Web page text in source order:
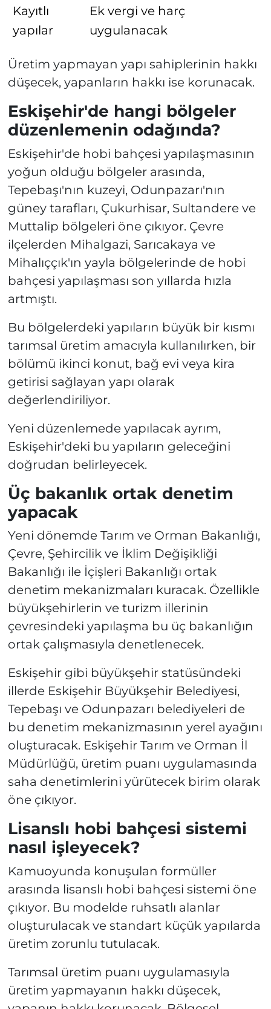
Kayıtlı
yapılar
Ek vergi ve harç
uygulanacak
Üretim yapmayan yapı sahiplerinin hakkı
düşecek, yapanların hakkı ise korunacak.
Eskişehir'de hangi bölgeler
düzenlemenin odağında?
Eskişehir'de hobi bahçesi yapılaşmasının
yoğun olduğu bölgeler arasında,
Tepebaşı'nın kuzeyi, Odunpazarı'nın
güney tarafları, Çukurhisar, Sultandere ve
Muttalip bölgeleri öne çıkıyor. Çevre
ilçelerden Mihalgazi, Sarıcakaya ve
Mihalıççık'ın yayla bölgelerinde de hobi
bahçesi yapılaşması son yıllarda hızla
artmıştı.
Bu bölgelerdeki yapıların büyük bir kısmı
tarımsal üretim amacıyla kullanılırken, bir
bölümü ikinci konut, bağ evi veya kira
getirisi sağlayan yapı olarak
değerlendiriliyor.
Yeni düzenlemede yapılacak ayrım,
Eskişehir'deki bu yapıların geleceğini
doğrudan belirleyecek.
Üç bakanlık ortak denetim
yapacak
Yeni dönemde Tarım ve Orman Bakanlığı,
Çevre, Şehircilik ve İklim Değişikliği
Bakanlığı ile İçişleri Bakanlığı ortak
denetim mekanizmaları kuracak. Özellikle
büyükşehirlerin ve turizm illerinin
çevresindeki yapılaşma bu üç bakanlığın
ortak çalışmasıyla denetlenecek.
Eskişehir gibi büyükşehir statüsündeki
illerde Eskişehir Büyükşehir Belediyesi,
Tepebaşı ve Odunpazarı belediyeleri de
bu denetim mekanizmasının yerel ayağını
oluşturacak. Eskişehir Tarım ve Orman İl
Müdürlüğü, üretim puanı uygulamasında
saha denetimlerini yürütecek birim olarak
öne çıkıyor.
Lisanslı hobi bahçesi sistemi
nasıl işleyecek?
Kamuoyunda konuşulan formüller
arasında lisanslı hobi bahçesi sistemi öne
çıkıyor. Bu modelde ruhsatlı alanlar
oluşturulacak ve standart küçük yapılarda
üretim zorunlu tutulacak.
Tarımsal üretim puanı uygulamasıyla
üretim yapmayanın hakkı düşecek,